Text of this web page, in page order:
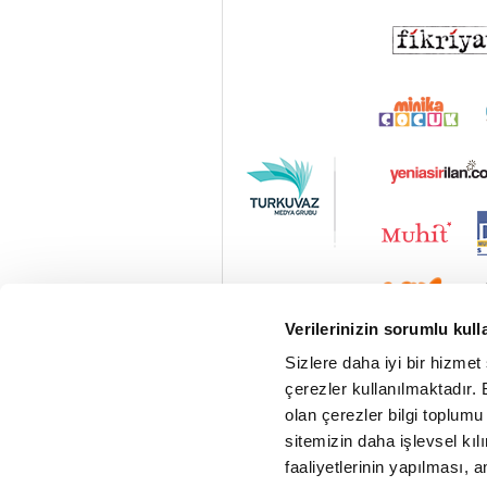
Verilerinizin sorumlu
Sizlere daha iyi bir
çerezler
olan çerezler bilgi toplumu
sitemizin daha işlevsel
faaliyetlerinin yapılması,